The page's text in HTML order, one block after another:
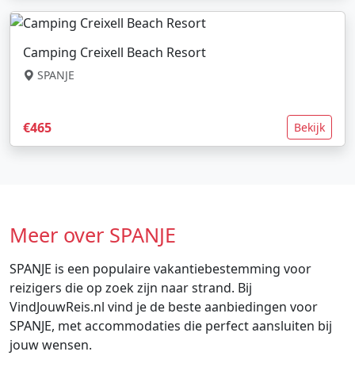
Camping Creixell Beach Resort
SPANJE
€465 Bekijk
Meer over SPANJE
SPANJE is een populaire vakantiebestemming voor
reizigers die op zoek zijn naar strand. Bij
VindJouwReis.nl vind je de beste aanbiedingen voor
SPANJE, met accommodaties die perfect aansluiten bij
jouw wensen.